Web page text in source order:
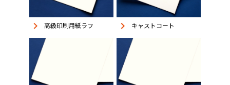
keyboard_arrow_right 高級印刷用紙ラフ keyboard_arrow_right キャストコート